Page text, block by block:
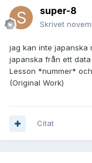
super-8
Skrivet
jag kan inte japanska
japanska från ett
Lesson *nummer*
(Original Work)
Citat